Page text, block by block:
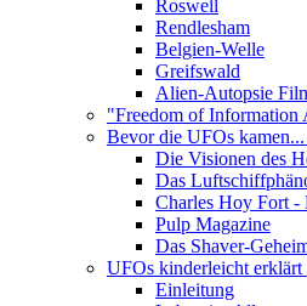
Roswell
Rendlesham
Belgien-Welle
Greifswald
Alien-Autopsie
"Freedom of Information
Bevor die UFOs kamen...
Die Visionen des
Das
Charles Hoy Fort -
Pulp Magazine
Das Shaver-
UFOs kinderleicht erklärt
Einleitung